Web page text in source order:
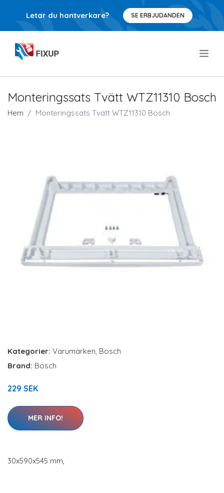
Letar du hantverkare? SE ERBJUDANDEN
Monteringssats Tvätt WTZ11310 Bosch
Hem Monteringssats Tvätt WTZ11310 Bosch
Kategorier: Varumärken, Bosch
Brand: Bosch
229 SEK
MER INFO!
30x590x545 mm,